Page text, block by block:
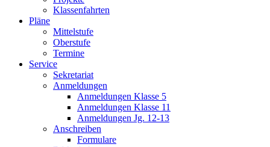
Klassenfahrten
Pläne
Mittelstufe
Oberstufe
Termine
Service
Sekretariat
Anmeldungen
Anmeldungen Klasse 5
Anmeldungen Klasse 11
Anmeldungen Jg. 12-13
Anschreiben
Formulare